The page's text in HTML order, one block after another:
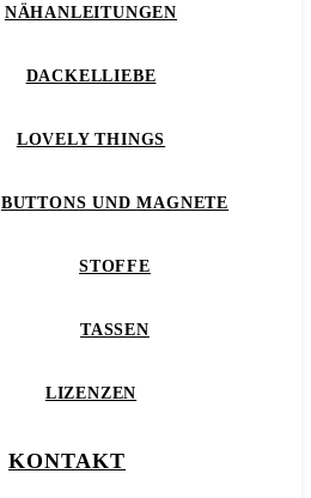
NÄHANLEITUNGEN
DACKELLIEBE
LOVELY THINGS
BUTTONS UND MAGNETE
STOFFE
TASSEN
LIZENZEN
KONTAKT